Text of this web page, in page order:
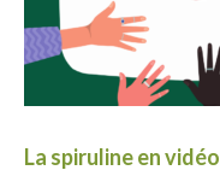
La spiruline en vidéo